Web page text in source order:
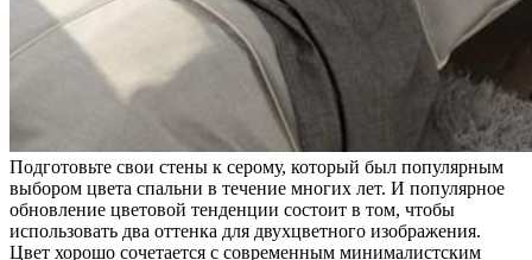
Подготовьте свои стены к серому, который был популярным
выбором цвета спальни в течение многих лет. И популярное
обновление цветовой тенденции состоит в том, чтобы
использовать два оттенка для двухцветного изображения.
Цвет хорошо сочетается с современным минималистским